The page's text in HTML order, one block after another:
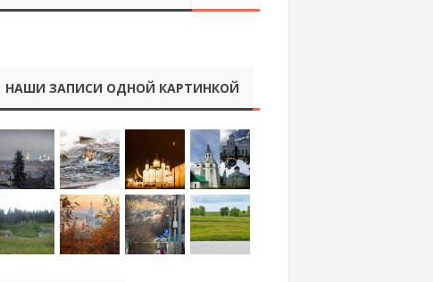
НАШИ ЗАПИСИ ОДНОЙ КАРТИНКОЙ